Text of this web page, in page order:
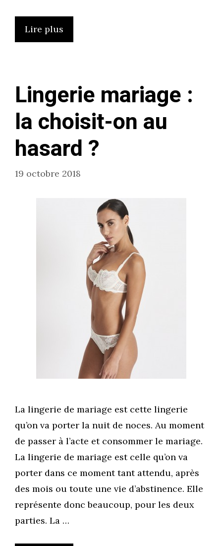
Lire plus
Lingerie mariage :
la choisit-on au
hasard ?
19 octobre 2018
La lingerie de mariage est cette lingerie
qu’on va porter la nuit de noces. Au moment
de passer à l’acte et consommer le mariage.
La lingerie de mariage est celle qu’on va
porter dans ce moment tant attendu, après
des mois ou toute une vie d’abstinence. Elle
représente donc beaucoup, pour les deux
parties. La …